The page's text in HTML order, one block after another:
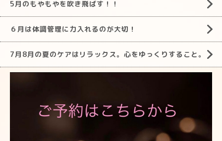
5月のもやもやを吹き飛ばす！！
６月は体調管理に力入れるのが大切！
7月8月の夏のケアはリラックス。心をゆっくりすること。